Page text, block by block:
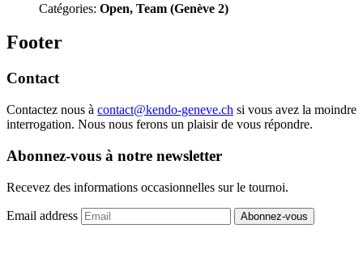
Catégories: Open, Team (Genève 2)
Footer
Contact
Contactez nous à contact@kendo-geneve.ch si vous avez la moindre
interrogation. Nous nous ferons un plaisir de vous répondre.
Abonnez-vous à notre newsletter
Recevez des informations occasionnelles sur le tournoi.
Email address Abonnez-vous